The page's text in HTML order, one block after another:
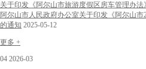
关于印发《阿尔山市旅游度假区房车管理办法
阿尔山市人民政府办公室关于印发《阿尔山市
的通知 2025-05-12
更多 +
04 2026-03